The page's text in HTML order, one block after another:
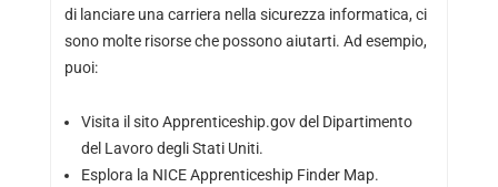
di lanciare una carriera nella sicurezza informatica, ci
sono molte risorse che possono aiutarti. Ad esempio,
puoi:
Visita il sito Apprenticeship.gov del Dipartimento
del Lavoro degli Stati Uniti.
Esplora la NICE Apprenticeship Finder Map.